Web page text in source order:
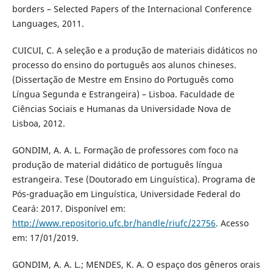
borders – Selected Papers of the Internacional Conference
Languages, 2011.
CUICUI, C. A seleção e a produção de materiais didáticos no
processo do ensino do português aos alunos chineses.
(Dissertação de Mestre em Ensino do Português como
Língua Segunda e Estrangeira) – Lisboa. Faculdade de
Ciências Sociais e Humanas da Universidade Nova de
Lisboa, 2012.
GONDIM, A. A. L. Formação de professores com foco na
produção de material didático de português língua
estrangeira. Tese (Doutorado em Linguística). Programa de
Pós-graduação em Linguística, Universidade Federal do
Ceará: 2017. Disponível em:
http://www.repositorio.ufc.br/handle/riufc/22756. Acesso
em: 17/01/2019.
GONDIM, A. A. L.; MENDES, K. A. O espaço dos gêneros orais